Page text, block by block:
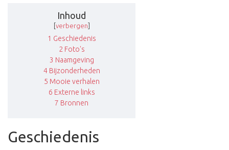
Inhoud
verbergen
1 Geschiedenis
2 Foto's
3 Naamgeving
4 Bijzonderheden
5 Mooie verhalen
6 Externe links
7 Bronnen
Geschiedenis